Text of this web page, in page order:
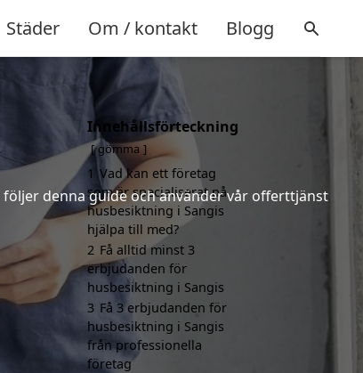
Städer Om / kontakt Blogg
denna guide och använder vår offerttjänst
Innehållsförteckning
gömma
1 Vad kan ett företag
som är specialiserat på
husbesiktning i Sangis
hjälpa till med?
2 Få alltid minst 3
erbjudanden för
husbesiktning i Sangis
3 Få 3 erbjudanden för
husbesiktning i Sangis
från professionella
företag